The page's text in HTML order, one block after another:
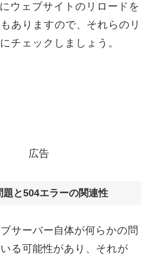
ウェブサイトのリロードを
ありますので、それらのリ
チェックしましょう。
広告
題と504エラーの関連性
サーバー自体が何らかの問
る可能性があり、それが